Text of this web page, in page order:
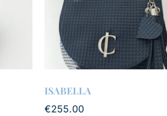
ISABELLA
€255.00